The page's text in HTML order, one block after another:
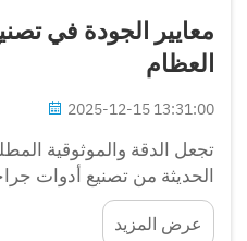
معايير الجودة في
العظام
2025-12-15 13:31:00
تجعل الدقة والموثوقية
الحديثة من تصنيع أدوات
القطاعات أهمية في إنتاج
كل أداة تدخل غرفة العمليات
عرض المزيد